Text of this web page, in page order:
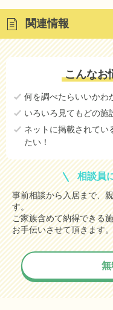
関連情報
こんなお
何を調べたらいいかわ
いろいろ見てもどの施
ネットに掲載されてい
たい！
相談員
事前相談から入居まで、
す。
ご家族含めて納得できる
お手伝いさせて頂きます。